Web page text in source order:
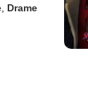
, Drame